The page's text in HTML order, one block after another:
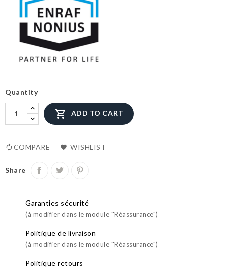
Quantity
 ADD TO CART
COMPARE WISHLIST
Share
Garanties sécurité
(à modifier dans le module "Réassurance")
Politique de livraison
(à modifier dans le module "Réassurance")
Politique retours